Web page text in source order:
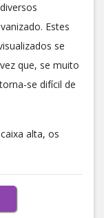
Estes
se
que, se muito
se difícil de
alta, os